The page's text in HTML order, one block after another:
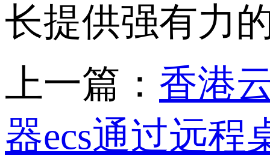
长提供强有力
上一篇： 香港
器ecs通过远程